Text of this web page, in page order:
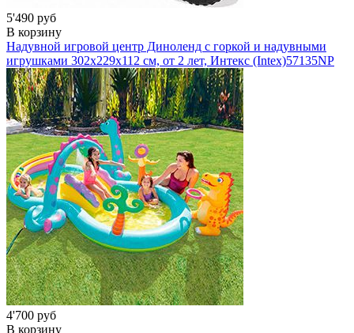
5'490 руб
В корзину
Надувной игровой центр Диноленд с горкой и надувными
игрушками 302х229х112 см, от 2 лет, Интекс (Intex)57135NP
4'700 руб
В корзину